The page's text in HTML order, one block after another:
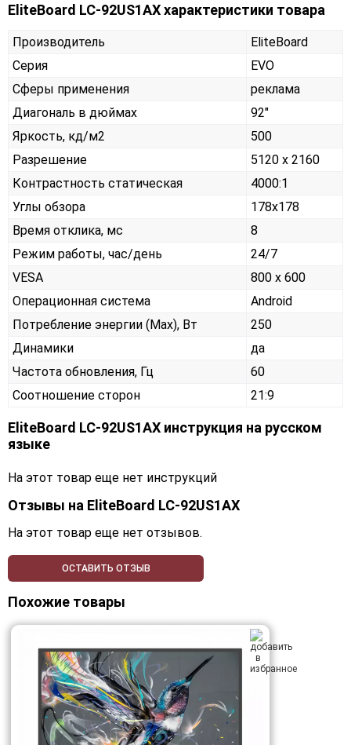
EliteBoard LC-92US1AX характеристики товара
Производитель
EliteBoard
Серия
EVO
Сферы применения
реклама
Диагональ в дюймах
92"
Яркость, кд/м2
500
Разрешение
5120 x 2160
Контрастность статическая
4000:1
Углы обзора
178x178
Время отклика, мс
8
Режим работы, час/день
24/7
VESA
800 x 600
Операционная система
Android
Потребление энергии (Max), Вт
250
Динамики
да
Частота обновления, Гц
60
Соотношение сторон
21:9
EliteBoard LC-92US1AX инструкция на русском
языке
На этот товар еще нет инструкций
Отзывы на EliteBoard LC-92US1AX
На этот товар еще нет отзывов.
ОСТАВИТЬ ОТЗЫВ
Похожие товары